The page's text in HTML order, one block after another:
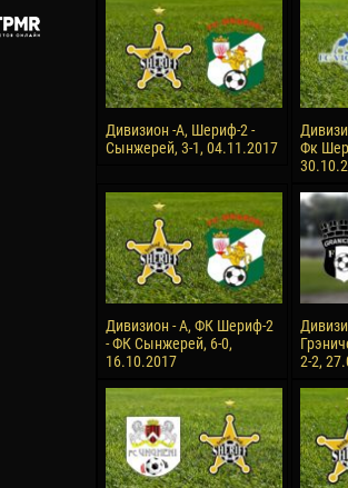
Дивизион -А, Шериф-2 -
Сынжерей, 3-1, 04.11.2017
Фк
Дивизион - А, ФК Шериф-2
- ФК Сынжерей, 6-0,
16.10.2017
2-2,